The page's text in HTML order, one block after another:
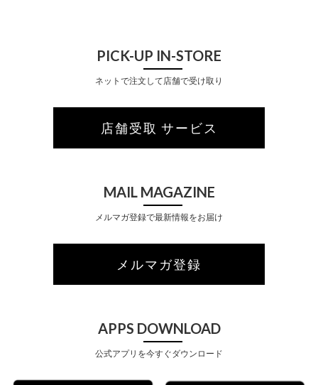
PICK-UP IN-STORE
ネットで注文して店舗で受け取り
店舗受取 サービス
MAIL MAGAZINE
メルマガ登録で最新情報をお届け
メルマガ登録
APPS DOWNLOAD
公式アプリを今すぐダウンロード